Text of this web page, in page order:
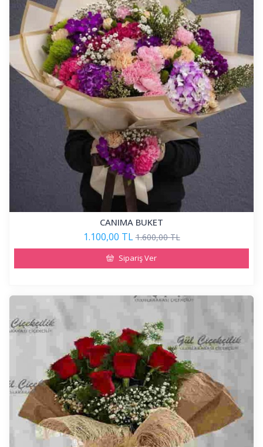
CANIMA BUKET
1.100,00 TL 1.600,00 TL
Sipariş Ver